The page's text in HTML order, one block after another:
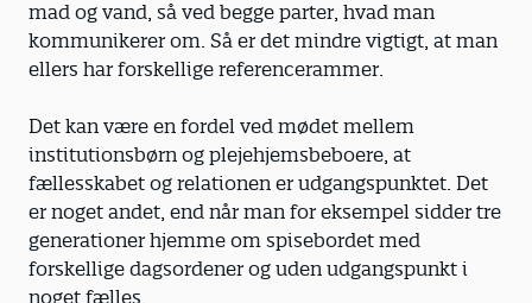
mad og vand, så ved begge parter, hvad man
kommunikerer om. Så er det mindre vigtigt, at man
ellers har forskellige referencerammer.
Det kan være en fordel ved mødet mellem
institutionsbørn og plejehjemsbeboere, at
fællesskabet og relationen er udgangs­punktet. Det
er noget andet, end når man for eksempel sidder tre
generationer hjemme om spisebordet med
forskellige dagsordener og uden udgangspunkt i
noget fælles.